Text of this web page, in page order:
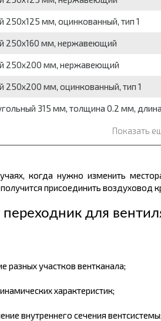
250x125 мм, оцинкованный, тип 1
250x160 мм, нержавеющий
250x200 мм, нержавеющий
250x200 мм, оцинкованный, тип 1
315 мм, толщина 0.2 мм,
Показать
когда нужно изменить
присоединить воздуховод
для
разных участков вентканала;
характеристик;
внутреннего сечения вентсистемы;